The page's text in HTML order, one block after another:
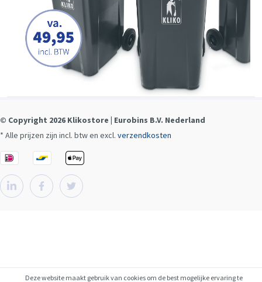
© Copyright 2026 Klikostore | Eurobins B.V. Nederland
* Alle prijzen zijn incl. btw en excl. verzendkosten
Deze website maakt gebruik van cookies om de best mogelijke ervaring te